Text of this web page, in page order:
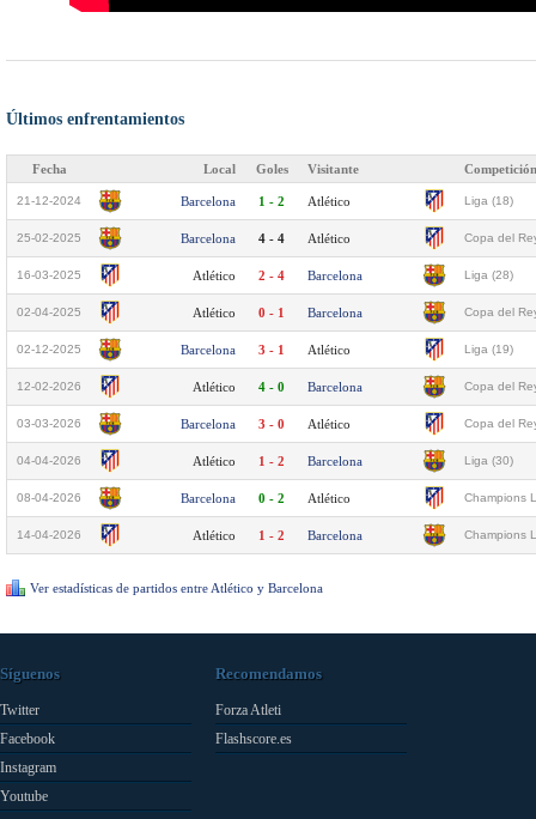
Últimos enfrentamientos
Fecha Local Goles Visitante Competición
21-12-2024 Barcelona 1 - 2 Atlético Liga (18)
25-02-2025 Barcelona 4 - 4 Atlético Copa del
16-03-2025 Atlético 2 - 4 Barcelona Liga (28)
02-04-2025 Atlético 0 - 1 Barcelona Copa del
02-12-2025 Barcelona 3 - 1 Atlético Liga (19)
12-02-2026 Atlético 4 - 0 Barcelona Copa del
03-03-2026 Barcelona 3 - 0 Atlético Copa del
04-04-2026 Atlético 1 - 2 Barcelona Liga (30)
08-04-2026 Barcelona 0 - 2 Atlético Champions
14-04-2026 Atlético 1 - 2 Barcelona Champions
Ver estadísticas de partidos entre Atlético y Barcelona
Síguenos
Twitter
Facebook
Instagram
Youtube
Recomendamos
Forza Atleti
Flashscore.es